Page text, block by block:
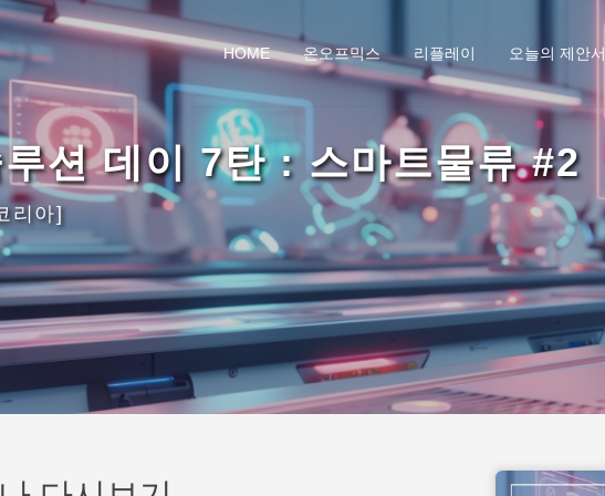
HOME 온오프믹스 리플레이 오늘의 제안서
션 데이 7탄 : 스마트물류 #2
리아]